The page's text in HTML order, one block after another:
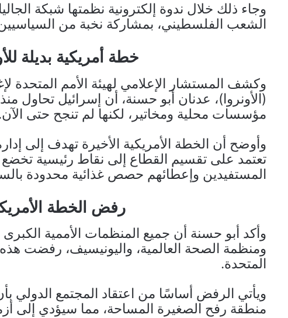
وجاء ذلك خلال ندوة إلكترونية نظمتها شبكة
الشعب الفلسطيني، بمشاركة نخبة من
خطة أمريكية بديلة
وكشف المستشار الإعلامي لهيئة الأمم المتحدة
(الأونروا)، عدنان أبو حسنة، أن إسرائيل تحاول
مؤسسات محلية ومخاتير، لكنها لم تنجح حتى
وأوضح أن الخطة الأمريكية الأخيرة تهدف إلى
تعتمد على تقسيم القطاع إلى نقاط رئيسية
المستفيدين وإعطائهم حصص غذائية محدودة
رفض الخطة
وأكد أبو حسنة أن جميع المنظمات الأممية الكبرى
ومنظمة الصحة العالمية، واليونيسيف، رفضت
المتحدة.
ويأتي الرفض أساسًا من اعتقاد المجتمع الدولي
منطقة رفح الصغيرة المساحة، مما سيؤدي إلى